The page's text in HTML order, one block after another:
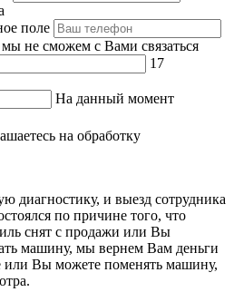
поле
не сможем с Вами связаться
17
На данный момент
на обработку
диагностику, и выезд сотрудника
по причине того, что
снят с продажи или Вы
машину, мы вернем Вам деньги
или Вы можете поменять машину,